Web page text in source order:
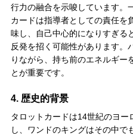
行力の融合を示唆しています。
カードは指導者としての責任を
味し、自己中心的になりすぎる
反発を招く可能性があります。
りながら、持ち前のエネルギー
とが重要です。
4. 歴史的背景
タロットカードは14世紀のヨー
し、ワンドのキングはその中で